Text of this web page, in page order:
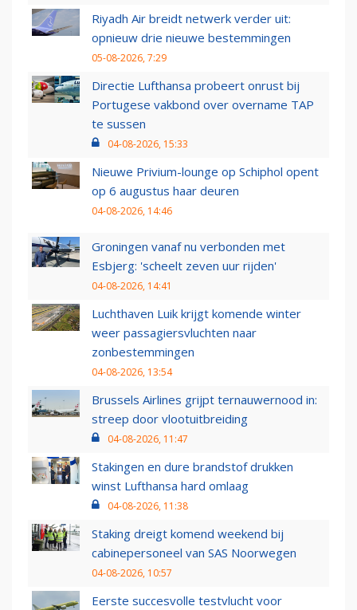
Riyadh Air breidt netwerk verder uit:
opnieuw drie nieuwe bestemmingen
05-08-2026, 7:29
Directie Lufthansa probeert onrust bij
Portugese vakbond over overname TAP
te sussen
04-08-2026, 15:33
Nieuwe Privium-lounge op Schiphol opent
op 6 augustus haar deuren
04-08-2026, 14:46
Groningen vanaf nu verbonden met
Esbjerg: 'scheelt zeven uur rijden'
04-08-2026, 14:41
Luchthaven Luik krijgt komende winter
weer passagiersvluchten naar
zonbestemmingen
04-08-2026, 13:54
Brussels Airlines grijpt ternauwernood in:
streep door vlootuitbreiding
04-08-2026, 11:47
Stakingen en dure brandstof drukken
winst Lufthansa hard omlaag
04-08-2026, 11:38
Staking dreigt komend weekend bij
cabinepersoneel van SAS Noorwegen
04-08-2026, 10:57
Eerste succesvolle testvlucht voor